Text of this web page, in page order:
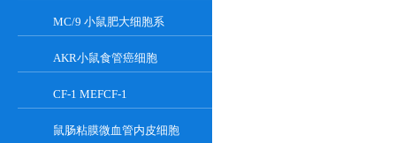
MC/9 小鼠肥大细胞系
AKR小鼠食管癌细胞
CF-1 MEFCF-1
鼠肠粘膜微血管内皮细胞